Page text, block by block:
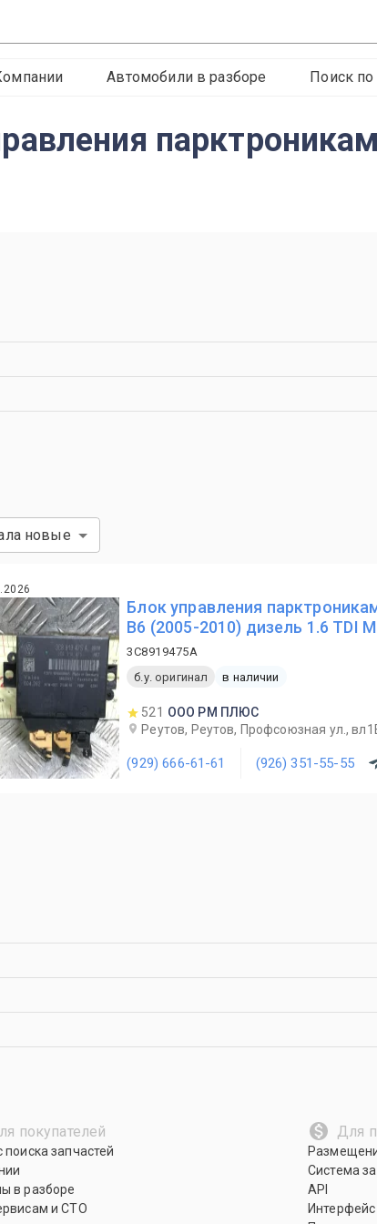
Автомобили в разборе Поиск по
новые
Блок управления
B6 (2005-2010) дизель 1.6 TDI
3C8919475A
б.у. оригинал
в наличии
521 ООО РМ ПЛЮС
Реутов, Реутов, Профсоюзная ул.,
(929) 666-61-61 (926) 351-55-55
покупателей
поиска запчастей
в разборе
и СТО
Для
Система
API